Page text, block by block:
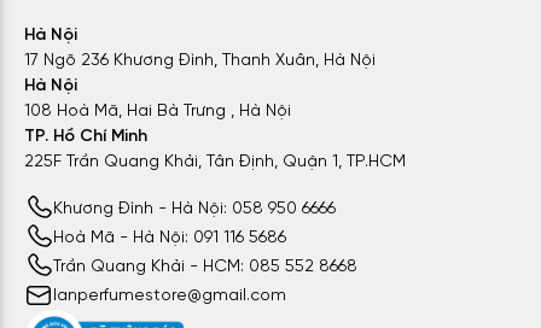
Hà Nội
17 Ngõ 236 Khương Đình, Thanh Xuân, Hà Nội
Hà Nội
108 Hoà Mã, Hai Bà Trưng , Hà Nội
TP. Hồ Chí Minh
225F Trần Quang Khải, Tân Định, Quận 1, TP.HCM
Khương Đình - Hà Nội: 058 950 6666
Hoà Mã - Hà Nội: 091 116 5686
Trần Quang Khải - HCM: 085 552 8668
lanperfumestore@gmail.com